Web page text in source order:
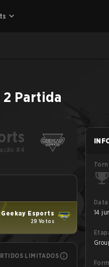
Partida
#4
Geekay Esports
29 Votos
LIMITADOS
Data
14